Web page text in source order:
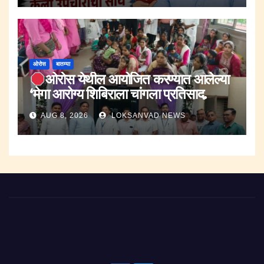
ओरोस बातम्या
ओरोस येथील आयोजित करण्यात आलेल्या
‘मेगा आरोग्य शिबिराला चांगला प्रतिसाद.
AUG 8, 2026 LOKSANVAD NEWS